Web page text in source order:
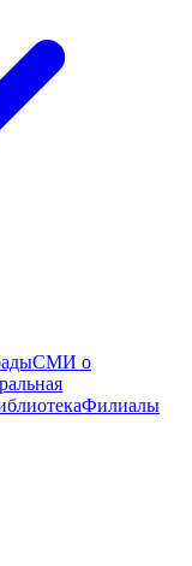
СМИ о
Филиалы